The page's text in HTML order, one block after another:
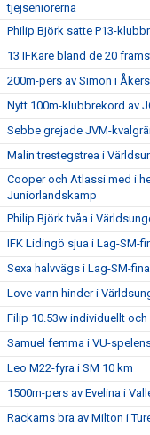
tjejseniorerna
Philip Björk satte P13-
13 IFKare bland de 20
200m-pers av Simon i
Nytt 100m-klubbrekord av
Sebbe grejade JVM-
Malin trestegstrea i
Cooper och Atlassi med i
Juniorlandskamp
Philip Björk tvåa i
IFK Lidingö sjua i Lag-SM-
Sexa halvvägs i Lag-SM-
Love vann hinder i
Filip 10.53w individuellt
Samuel femma i VU-
Leo M22-fyra i SM 10 km
1500m-pers av Evelina i
Rackarns bra av Milton i